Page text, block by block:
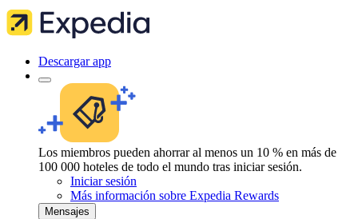
Descargar app
Los miembros pueden ahorrar al menos un 10 % en más de
100 000 hoteles de todo el mundo tras iniciar sesión.
Iniciar sesión
Más información sobre Expedia Rewards
Mensajes